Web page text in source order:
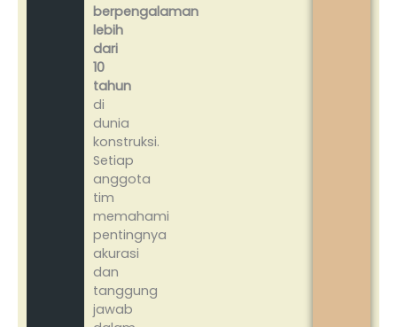
berpengalaman
lebih
dari
10
tahun
di
dunia
konstruksi.
Setiap
anggota
tim
memahami
pentingnya
akurasi
dan
tanggung
jawab